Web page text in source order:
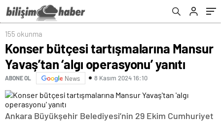
155 okunma
Konser bütçesi tartışmalarına Mansur
Yavaş’tan ‘algı operasyonu’ yanıtı
ABONE OL News 8 Kasım 2024 16:10
Ankara Büyükşehir Belediyesi’nin 29 Ekim Cumhuriyet